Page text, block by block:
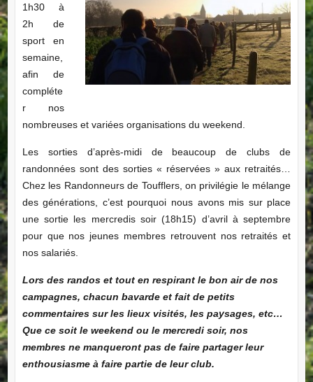
1h30 à
2h de
sport en
semaine,
afin de
compléte
r nos
nombreuses et variées organisations du weekend.
Les sorties d’après-midi de beaucoup de clubs de
randonnées sont des sorties « réservées » aux retraités…
Chez les Randonneurs de Toufflers, on privilégie le mélange
des générations, c’est pourquoi nous avons mis sur place
une sortie les mercredis soir (18h15) d’avril à septembre
pour que nos jeunes membres retrouvent nos retraités et
nos salariés.
Lors des randos et tout en respirant le bon air de nos
campagnes, chacun bavarde et fait de petits
commentaires sur les lieux visités, les paysages, etc…
Que ce soit le weekend ou le mercredi soir, nos
membres ne manqueront pas de faire partager leur
enthousiasme à faire partie de leur club.